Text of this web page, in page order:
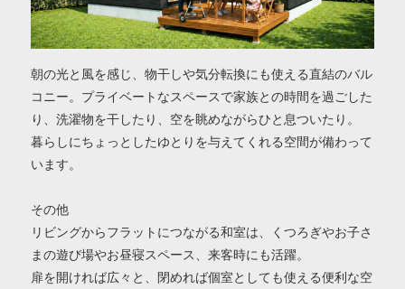
朝の光と風を感じ、物干しや気分転換にも使える直結のバル
コニー。プライベートなスペースで家族との時間を過ごした
り、洗濯物を干したり、空を眺めながらひと息ついたり。
暮らしにちょっとしたゆとりを与えてくれる空間が備わって
います。
その他
リビングからフラットにつながる和室は、くつろぎやお子さ
まの遊び場やお昼寝スペース、来客時にも活躍。
扉を開ければ広々と、閉めれば個室としても使える便利な空